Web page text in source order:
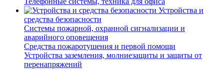
Устройства и
средства безопасности
Системы пожарной, охранной сигнализации и
аварийного оповещения
Средства пожаротушения и первой помощи
Устройства заземления, молниезащиты и защиты от
перенапряжений